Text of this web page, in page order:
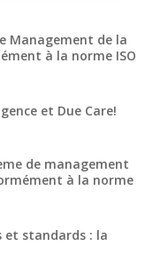
Management de la
à la norme ISO
et Due Care!
de management
à la norme
et standards : la